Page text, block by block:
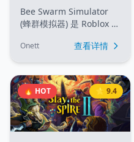
的多种难度，赢取最终胜
利。
拟器)
Bee Swarm Simulator
(蜂群模拟器) 是 Roblox 平
经营游戏。在游戏中，你
在花丛中采集花粉并将其
转化为甜美的蜂蜜。通过
与形色各异的熊 NPCs 互
动并完成任务，你将获得
丰富的奖励和增益，不断
扩充蜂巢，最终探索整座
Onett 查看详情
🔥 HOT ⭐ 9.4